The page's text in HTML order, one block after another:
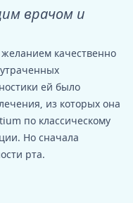
врачом и
качественно
ей было
из которых она
по классическому
Но сначала
рта.